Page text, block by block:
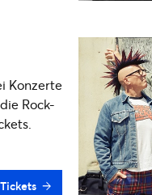
Konzerte
Rock-
Tickets